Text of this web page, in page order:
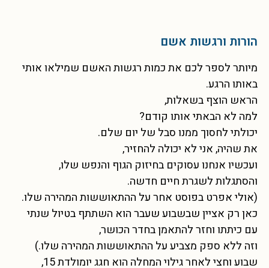
הורות ורגשות אשם
מיותר לספר לכם את כמות רגשות האשם שמילאו אותי
באותו הרגע.
הראש הוצף בשאלות,
למה לא הבאתי אותו קודם?
יכולתי לחסוך ממנו סבל של יום שלם.
את שהיה, אני לא יכולה להחזיר,
ועכשיו אנחנו עסוקים בחיזוק הגוף והנפש שלו,
והסתגלות לשגרת חיים חדשה.
(אולי אפרט בפוסט אחר על ההתאוששות המהירה שלו.
כאן רק אציין שבשבוע שעבר הוא השתתף בטיול שנתי
עם כיתתו וחזר להתאמן בחדר הכושר,
וזה ללא ספק מצביע על ההתאוששות המהירה שלו.)
שבוע וחצי לאחר גילוי המחלה הוא חגג יומולדת 15,